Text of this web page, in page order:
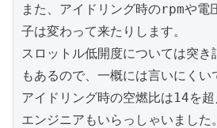
また、アイドリング時のrpmや電
子は変わって来たりします。
スロットル低開度については突き
もあるので、一概には言いにくい
アイドリング時の空燃比は14を
エンジニアもいらっしゃいました。